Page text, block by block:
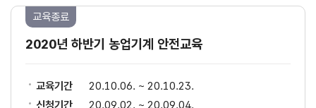
2020년 하반기 농업기계 안전교육
교육종료
교육기간
20.10.06. ~ 20.10.23.
신청기간
20.09.02. ~ 20.09.04.